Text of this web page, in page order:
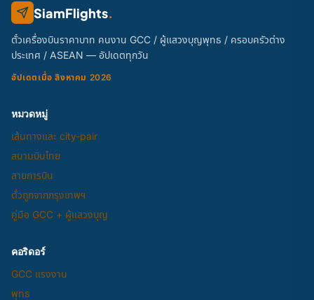
SiamFlights.
ตั๋วเครื่องบินราคาบาท คนงาน GCC / ผู้แสวงบุญพุทธ / ครอบครัวต่าง
ประเทศ / ASEAN — อัปเดตทุกวัน
อัปเดตเมื่อ สิงหาคม 2026
หมวดหมู่
เส้นทางและ city-pair
สนามบินไทย
สายการบิน
ตั๋วถูกจากกรุงเทพฯ
คู่มือ GCC + ผู้แสวงบุญ
คอริดอร์
GCC แรงงาน
พุทธ